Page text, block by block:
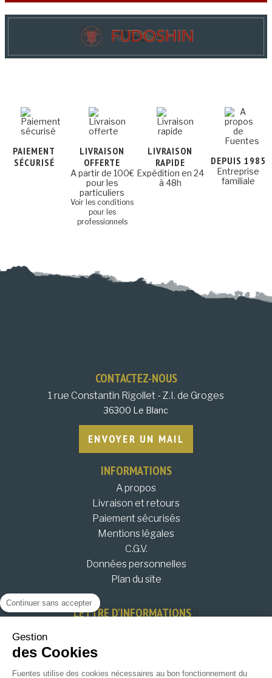
Continuer sans accepter
Gestion
des Cookies
Fuentes utilise des cookies nécessaires au bon fonctionnement du
PAIEMENT
SÉCURISÉ
LIVRAISON
OFFERTE
A partir de 100€
pour les
particuliers
Voir les conditions
pour les
professionnels
LIVRAISON
RAPIDE
Expédition en 24
à 48h
DEPUIS 1985
Entreprise
familiale
CONTACTEZ-NOUS
1 rue Constantin Rigollet - Z.I. de Groges
36300 Le Blanc
ENVOYER UN MAIL
INFORMATIONS
A propos
Livraison et retours
Paiement sécurisés
Mentions légales
C.G.V.
Données personnelles
Plan du site
LETTRE D'INFORMATIONS
Restez informés de nos évènements, bons plans et
JE M'INSCRIS !